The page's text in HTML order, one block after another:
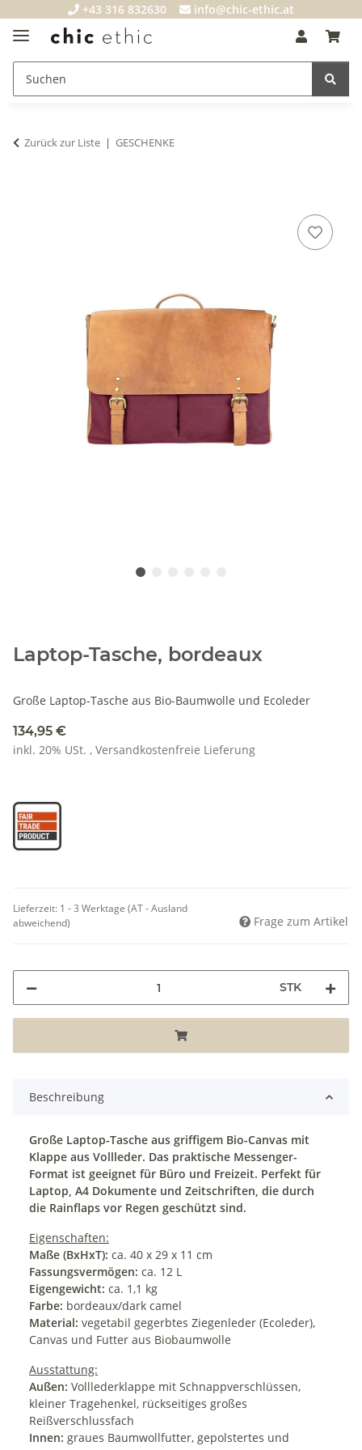
+43 316 832630 info@chic-ethic.at
Zurück zur Liste GESCHENKE
Laptop-Tasche, bordeaux
Große Laptop-Tasche aus Bio-Baumwolle und Ecoleder
134,95 €
inkl. 20% USt. , Versandkostenfreie Lieferung
Lieferzeit: 1 - 3 Werktage (AT - Ausland
abweichend)
Frage zum Artikel
STK
Beschreibung
Große Laptop-Tasche aus griffigem Bio-Canvas mit
Klappe aus Vollleder. Das praktische Messenger-
Format ist geeignet für Büro und Freizeit. Perfekt für
Laptop, A4 Dokumente und Zeitschriften, die durch
die Rainflaps vor Regen geschützt sind.
Eigenschaften:
Maße (BxHxT): ca. 40 x 29 x 11 cm
Fassungsvermögen: ca. 12 L
Eigengewicht: ca. 1,1 kg
Farbe: bordeaux/dark camel
Material: vegetabil gegerbtes Ziegenleder (Ecoleder),
Canvas und Futter aus Biobaumwolle
Ausstattung:
Außen: Volllederklappe mit Schnappverschlüssen,
kleiner Tragehenkel, rückseitiges großes
Reißverschlussfach
Innen: graues Baumwollfutter, gepolstertes und